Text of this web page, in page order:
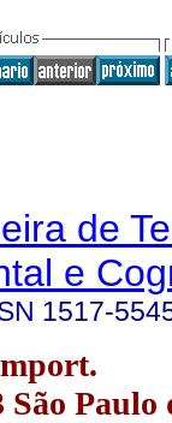
de
e
1517-
São Paulo